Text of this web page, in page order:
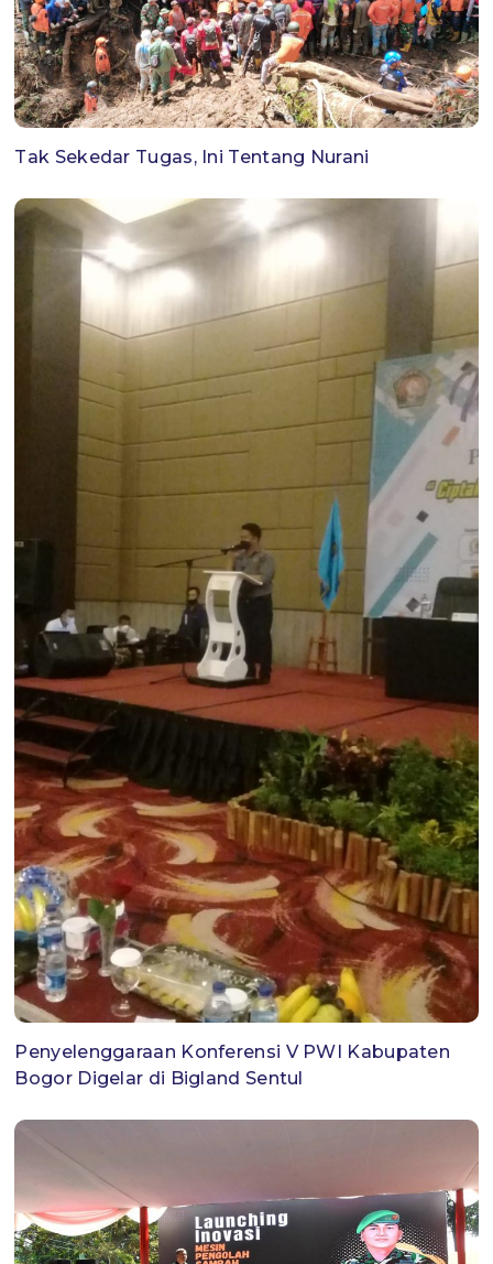
Tak Sekedar Tugas, Ini Tentang Nurani
Penyelenggaraan Konferensi V PWI Kabupaten
Bogor Digelar di Bigland Sentul